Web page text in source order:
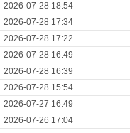
2026-07-28 18:54
2026-07-28 17:34
2026-07-28 17:22
2026-07-28 16:49
2026-07-28 16:39
2026-07-28 15:54
2026-07-27 16:49
2026-07-26 17:04